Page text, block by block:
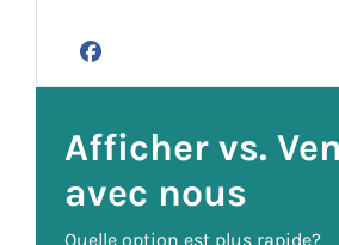
Facebook
Afficher vs.
avec nous
Quelle option est plus rapide?